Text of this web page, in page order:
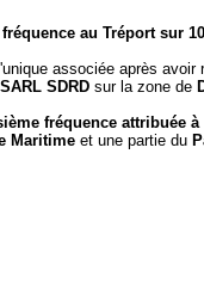
au Tréport sur
associée après
SARL SDRD sur la zone de
fréquence attribuée à
Maritime et une partie du